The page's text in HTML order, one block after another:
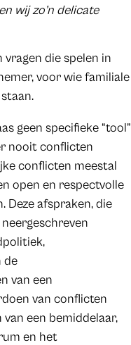
wij zo’n delicate
vragen die spelen in
voor wie familiale
geen specifieke “tool”
nooit conflicten
conflicten meestal
open en respectvolle
Deze afspraken, die
de
van een
van conflicten
een bemiddelaar,
en het